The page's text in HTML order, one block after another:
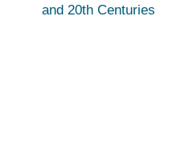
and 20th Centuries